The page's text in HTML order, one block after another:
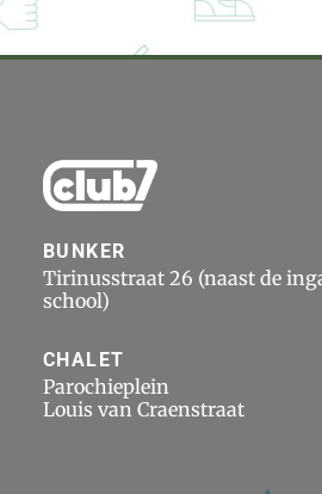
BUNKER
Tirinusstraat 26 (naast de
school)
CHALET
Parochieplein
Louis van Craenstraat